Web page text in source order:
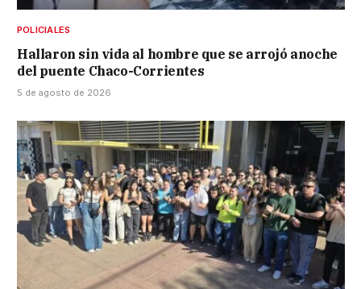
POLICIALES
Hallaron sin vida al hombre que se arrojó anoche
del puente Chaco-Corrientes
5 de agosto de 2026